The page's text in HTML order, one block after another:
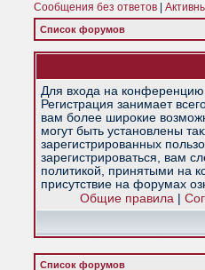
Сообщения без ответов
Список форумов
Для входа на
Регистрация занимает
вам более широкие
могут быть установлены
зарегистрированных
зарегистрироваться, вам
политикой, принятыми на
присутствие на форумах
Общие правила|
Список форумов